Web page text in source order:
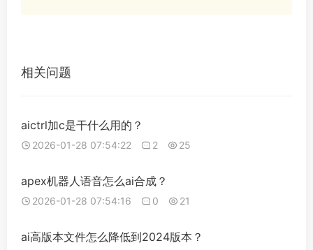
相关问题
aictrl加c是干什么用的？
2026-01-28 07:54:22 2 25
apex机器人语音怎么ai合成？
2026-01-28 07:54:16 0 21
ai高版本文件怎么降低到2024版本？